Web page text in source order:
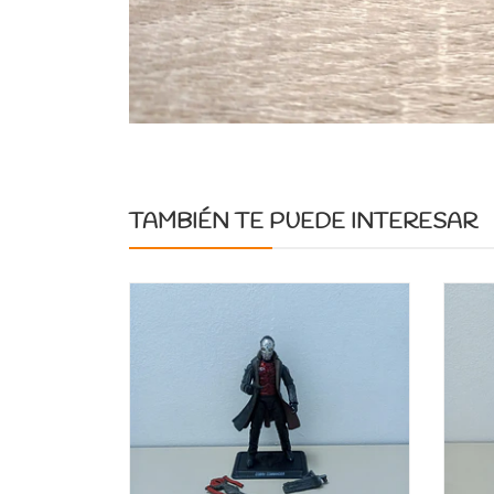
TAMBIÉN TE PUEDE INTERESAR